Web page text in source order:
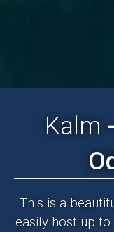
Kalm
This is a
easily host up